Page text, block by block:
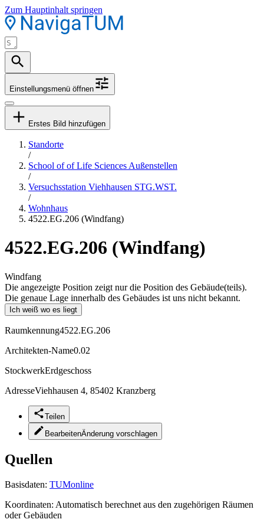
Zum Hauptinhalt springen
Einstellungsmenü öffnen
Erstes Bild hinzufügen
Standorte
/
School of of Life Sciences Außenstellen
/
Versuchsstation Viehhausen STG.WST.
/
Wohnhaus
4522.EG.206 (Windfang)
4522.EG.206 (Windfang)
Windfang
Die angezeigte Position zeigt nur die Position des Gebäude(teils).
Die genaue Lage innerhalb des Gebäudes ist uns nicht bekannt.
Ich weiß wo es liegt
Raumkennung4522.EG.206
Architekten-Name0.02
StockwerkErdgeschoss
AdresseViehhausen 4, 85402 Kranzberg
Teilen
BearbeitenÄnderung vorschlagen
Quellen
Basisdaten: TUMonline
Koordinaten: Automatisch berechnet aus den zugehörigen Räumen
oder Gebäuden